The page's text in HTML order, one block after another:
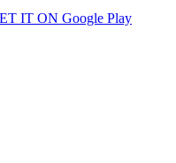
IT ON Google Play